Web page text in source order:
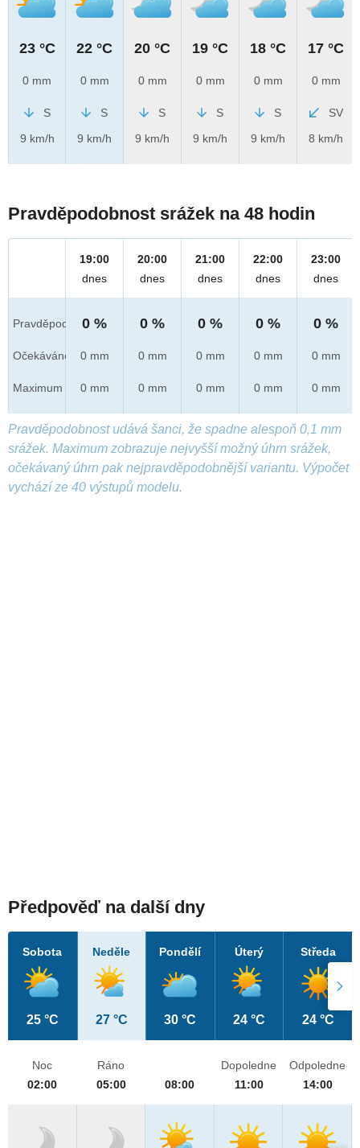
23 °C
0 mm
S
9 km/h
22 °C
0 mm
S
9 km/h
20 °C
0 mm
S
9 km/h
19 °C
0 mm
S
9 km/h
18 °C
0 mm
S
9 km/h
17 °C
0 mm
SV
8 km/h
Pravděpodobnost srážek na 48 hodin
Pravděpod.
Očekáváno
Maximum
19:00
dnes
0 %
0 mm
0 mm
20:00
dnes
0 %
0 mm
0 mm
21:00
dnes
0 %
0 mm
0 mm
22:00
dnes
0 %
0 mm
0 mm
23:00
dnes
0 %
0 mm
0 mm
Pravděpodobnost udává šanci, že spadne alespoň 0,1 mm
srážek. Maximum zobrazuje nejvyšší možný úhrn srážek,
očekávaný úhrn pak nejpravděpodobnější variantu. Výpočet
vychází ze 40 výstupů modelu.
Předpověď na další dny
Sobota
25 °C
Neděle
27 °C
Pondělí
30 °C
Úterý
24 °C
Středa
24 °C
Noc
02:00
Ráno
05:00
08:00
Dopoledne
11:00
Odpoledne
14:00